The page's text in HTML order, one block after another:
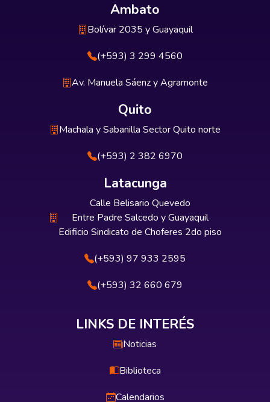
Ambato
Bolívar 2035 y Guayaquil
(+593) 3 299 4560
Av. Manuela Sáenz y Agramonte
Quito
Machala y Sabanilla Sector Quito norte
(+593) 2 382 6970
Latacunga
Calle Belisario Quevedo
Entre Padre Salcedo y Guayaquil
Edificio Sindicato de Choferes 2do piso
(+593) 97 933 2595
(+593) 32 660 679
LINKS DE INTERÉS
Noticias
Biblioteca
Calendarios